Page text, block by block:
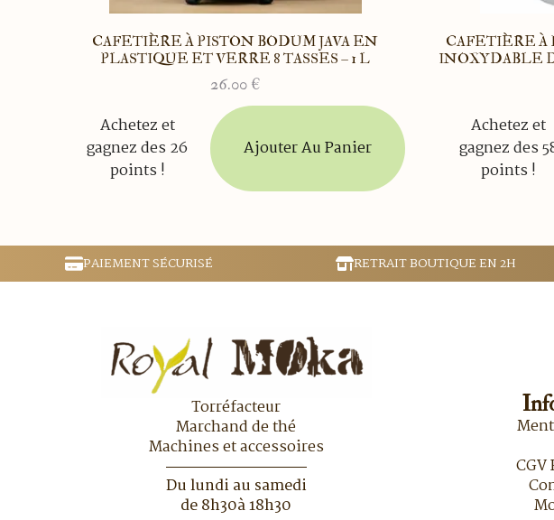
CAFETIÈRE À PISTON BODUM JAVA EN
PLASTIQUE ET VERRE 8 TASSES – 1 L
26.00 €
Achetez et
gagnez des 26
points !
Ajouter Au Panier
CAFETIÈRE À
INOXYDABLE
Achetez et
gagnez des
points !
PAIEMENT SÉCURISÉ RETRAIT BOUTIQUE EN 2H
Torréfacteur
Marchand de thé
Machines et accessoires
Du lundi au samedi
de 8h30à 18h30